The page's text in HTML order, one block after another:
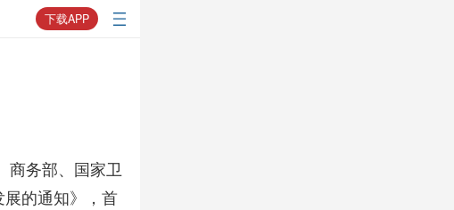
下载APP
商务部、国家卫
的通知》，首